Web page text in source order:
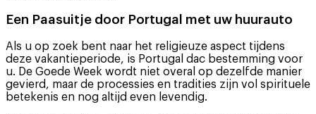
Een Paasuitje door Portugal met uw huurauto
Als u op zoek bent naar het religieuze aspect tijdens
deze vakantieperiode, is Portugal dac bestemming voor
u. De Goede Week wordt niet overal op dezelfde manier
gevierd, maar de processies en tradities zijn vol spirituele
betekenis en nog altijd even levendig.